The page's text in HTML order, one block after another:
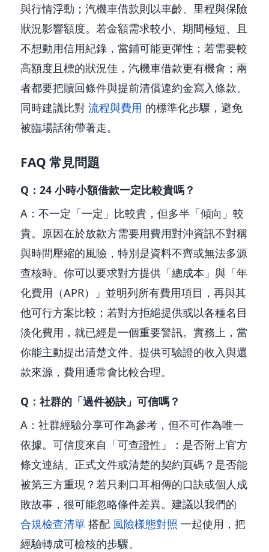
與行情浮動；汽機車借款則以車齡、里程與保險
狀況影響額度。若金額需求較小、期間極短、且
不想動用信用紀錄，當鋪可能更彈性；若需要較
高額度且標的狀況佳，汽機車借款更有機會；兩
者都要把贖回條件與提前清償違約金寫入條款。
同時建議比對 流程與費用 的標準化步驟，避免
被臨場話術帶著走。
FAQ 常見問題
Q：24 小時小額借款一定比較貴嗎？
A：不一定「一定」比較貴，但多半「傾向」較
貴。原因在於放款方需要用費用對沖資訊不對稱
與時間壓縮的風險，特別是資料不齊或無法多源
查核時。你可以要求對方提供「總成本」與「年
化費用（APR）」並明列所有費用項目，再與其
他可行方案比較；若對方拒絕提供或以各種名目
淡化費用，就已經是一個重要警訊。實務上，當
你能主動提出清楚文件、提供可驗證的收入與還
款來源，費用通常會比較合理。
Q：社群的「過件祕訣」可信嗎？
A：社群經驗分享可作為參考，但不可作為唯一
依據。可信度來自「可查證性」：是否附上官方
條文連結、正式文件或清楚的契約頁碼？是否能
被第三方重現？若只剩口耳相傳的口訣或個人成
敗故事，很可能忽略條件差異。建議以我們的
合規檢查清單 搭配 風險樣態對照 一起使用，把
經驗轉成可檢核的步驟。